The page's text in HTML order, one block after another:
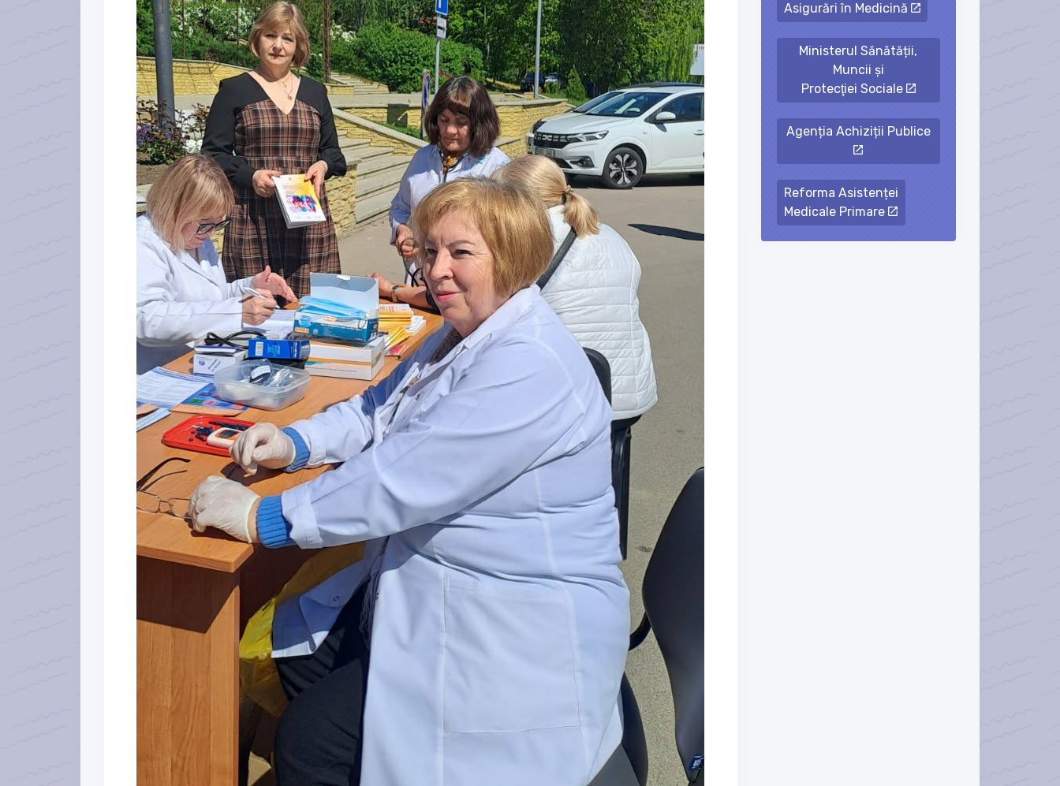
Asigurări în Medicină
Ministerul Sănătății,
Muncii și
Protecţiei Sociale
Agenția Achiziții Publice
Reforma Asistenței
Medicale Primare